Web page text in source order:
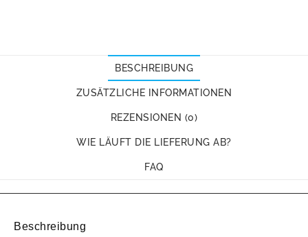
BESCHREIBUNG
ZUSÄTZLICHE INFORMATIONEN
REZENSIONEN (0)
WIE LÄUFT DIE LIEFERUNG AB?
FAQ
Beschreibung